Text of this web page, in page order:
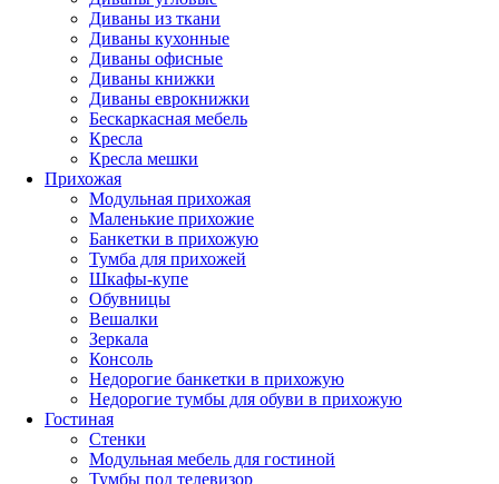
Диваны из ткани
Диваны кухонные
Диваны офисные
Диваны книжки
Диваны еврокнижки
Бескаркасная мебель
Кресла
Кресла мешки
Прихожая
Модульная прихожая
Маленькие прихожие
Банкетки в прихожую
Тумба для прихожей
Шкафы-купе
Обувницы
Вешалки
Зеркала
Консоль
Недорогие банкетки в прихожую
Недорогие тумбы для обуви в прихожую
Гостиная
Стенки
Модульная мебель для гостиной
Тумбы под телевизор